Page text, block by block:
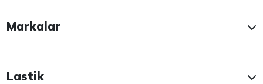
Markalar
Lastik